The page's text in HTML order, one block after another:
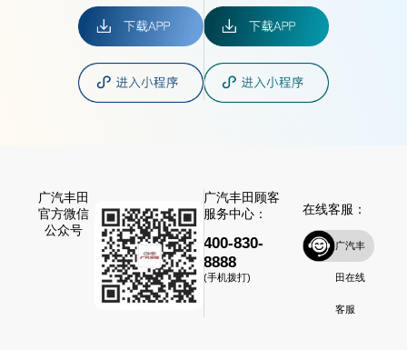
广汽丰田
官方微信
公众号
广汽丰田顾客
服务中心：
400-830-
8888
(手机拨打)
在线客服：
广汽丰
田在线
客服